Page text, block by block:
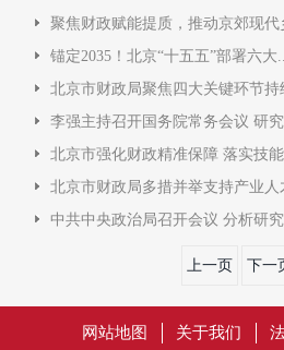
聚焦财政赋能提质，推动京郊现代
锚定2035！北京“十五五”部署六大
北京市财政局聚焦四大关键环节持
李强主持召开国务院常务会议 研
北京市强化财政精准保障 落实技
北京市财政局多措并举支持产业人
中共中央政治局召开会议 分析研
上一页 下一
网站地图 关于我们